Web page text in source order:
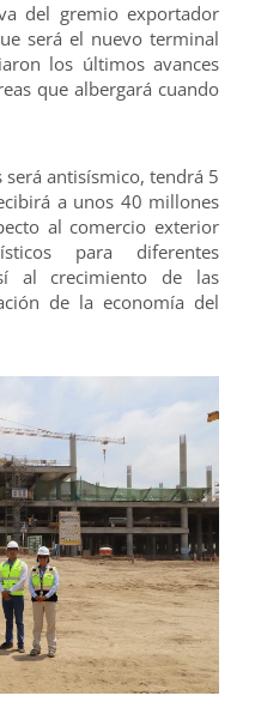
del gremio exportador
será el nuevo terminal
los últimos avances
que albergará cuando
será antisísmico, tendrá 5
a unos 40 millones
al comercio exterior
para diferentes
al crecimiento de las
de la economía del